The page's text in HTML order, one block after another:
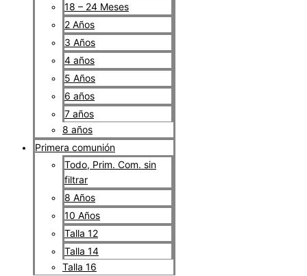
18 – 24 Meses
2 Años
3 Años
4 años
5 Años
6 años
7 años
8 años
Primera comunión
Todo, Prim. Com. sin
filtrar
8 Años
10 Años
Talla 12
Talla 14
Talla 16